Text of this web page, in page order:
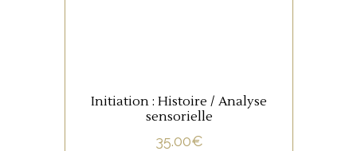
Initiation : Histoire / Analyse
sensorielle
35.00€